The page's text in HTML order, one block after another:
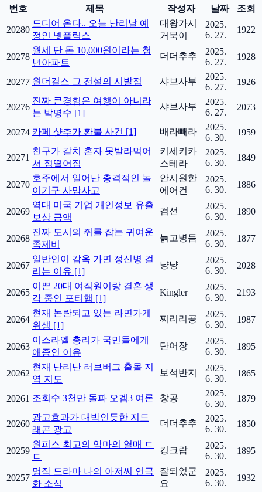
번호
제목 작성자 날짜 조회
20280
드디어 온다.. 오늘 난리날 예
정인 넷플릭스
대왕가시
거북이
2025.
6. 27.
1922
20278
월세 단 돈 10,000원이라는 청
년아파트
더더추추
2025.
6. 27.
1928
20277 원더걸스 그 전설의 시발점 샤브사부
2025.
6. 27.
1926
20276
진짜 큰경험은 여행이 아니라
는 박명수 [1]
샤브사부
2025.
6. 27.
2073
20274 카페 샷추가 환불 사건 [1] 배라빼라
2025.
6. 30.
1959
20271
친구가 갈치 혼자 못발라먹어
서 정떨어짐
키세키카
스테라
2025.
6. 30.
1849
20270
호주에서 일어난 충격적인 놀
이기구 사망사고
안시원한
에어컨
2025.
6. 30.
1886
20269
역대 미국 기업 개인정보 유출
보상 금액
검선
2025.
6. 30.
1890
20268
진짜 도시의 쥐를 잡는 귀여운
족제비
늙고병듬
2025.
6. 30.
1877
20267
일반인이 감옥 가면 정신병 걸
리는 이유 [1]
냥냥
2025.
6. 30.
2028
20265
이쁜 20대 여직원이랑 결혼 생
각 중인 포티햄 [1]
Kingler
2025.
6. 30.
2193
20264
현재 논란되고 있는 라면가게
위생 [1]
찌리리공
2025.
6. 30.
1987
20263
이스라엘 총리가 국민들에게
애증인 이유
단어장
2025.
6. 30.
1895
20262
현재 난리난 러브버그 출몰 지
역 지도
보석반지
2025.
6. 30.
1865
20261 조회수 3천만 돌파 오겜3 여론 창공
2025.
6. 30.
1879
20260
광고효과가 대박인듯한 지드
래곤 광고
더더추추
2025.
6. 30.
1850
20259
원피스 최고의 악마의 열매 ㄷ
ㄷ
킹크랍
2025.
6. 30.
1895
20257
명작 드라마 나의 아저씨 연극
화 소식
잘되었군
요
2025.
6. 30.
1932